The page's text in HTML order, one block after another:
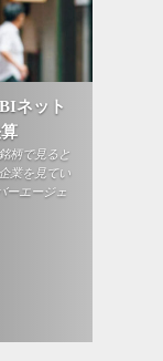
ネット
柄で見ると
業を見てい
ーエージェ